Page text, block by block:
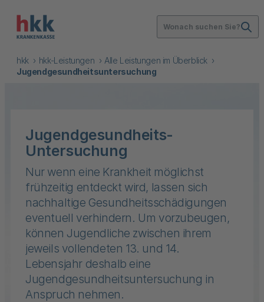
Wonach suchen Sie?
hkk hkk-Leistungen
Alle Leistungen im Überblick
Jugendgesundheitsuntersuchung
Jugendgesundheits-
Untersuchung
Nur wenn eine Krankheit möglichst
frühzeitig entdeckt wird, lassen sich
nachhaltige Gesundheitsschädigungen
eventuell verhindern. Um vorzubeugen,
können Jugendliche zwischen ihrem
jeweils vollendeten 13. und 14.
Lebensjahr deshalb eine
Jugendgesundheitsuntersuchung in
Anspruch nehmen.